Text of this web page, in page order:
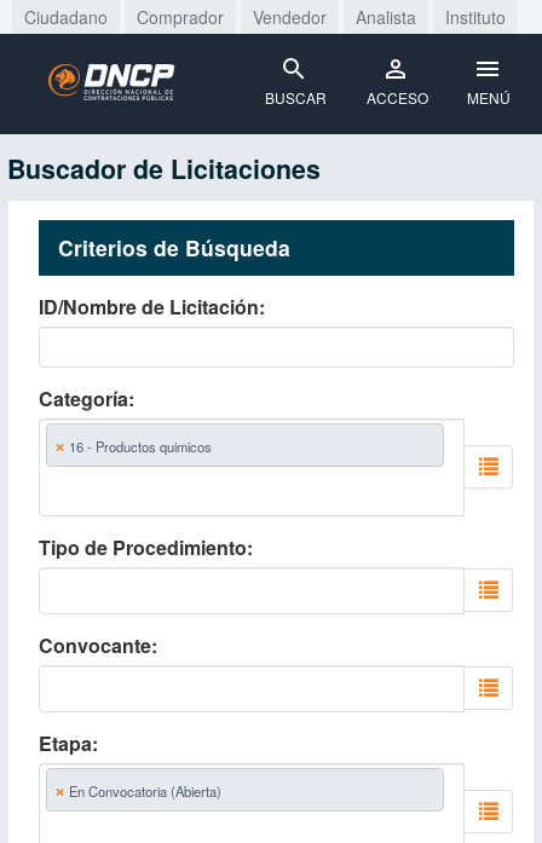
Ciudadano Comprador Vendedor Analista Instituto
BUSCAR ACCESO MENÚ
Buscador de Licitaciones
Criterios de Búsqueda
ID/Nombre de Licitación
Categoría
× 16 - Productos quimicos
Tipo de Procedimiento
Convocante
Etapa
× En Convocatoria (Abierta)